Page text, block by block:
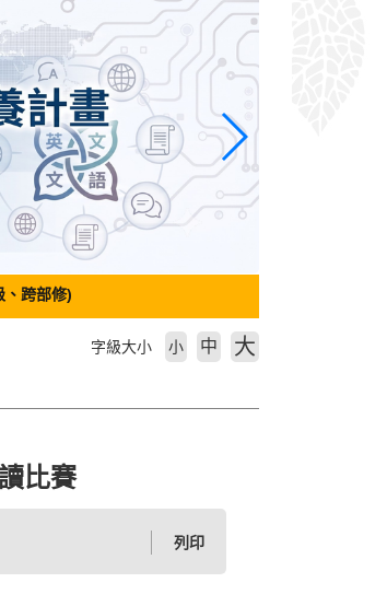
、跨部修)
字級大小 小 中 大
比賽
列印